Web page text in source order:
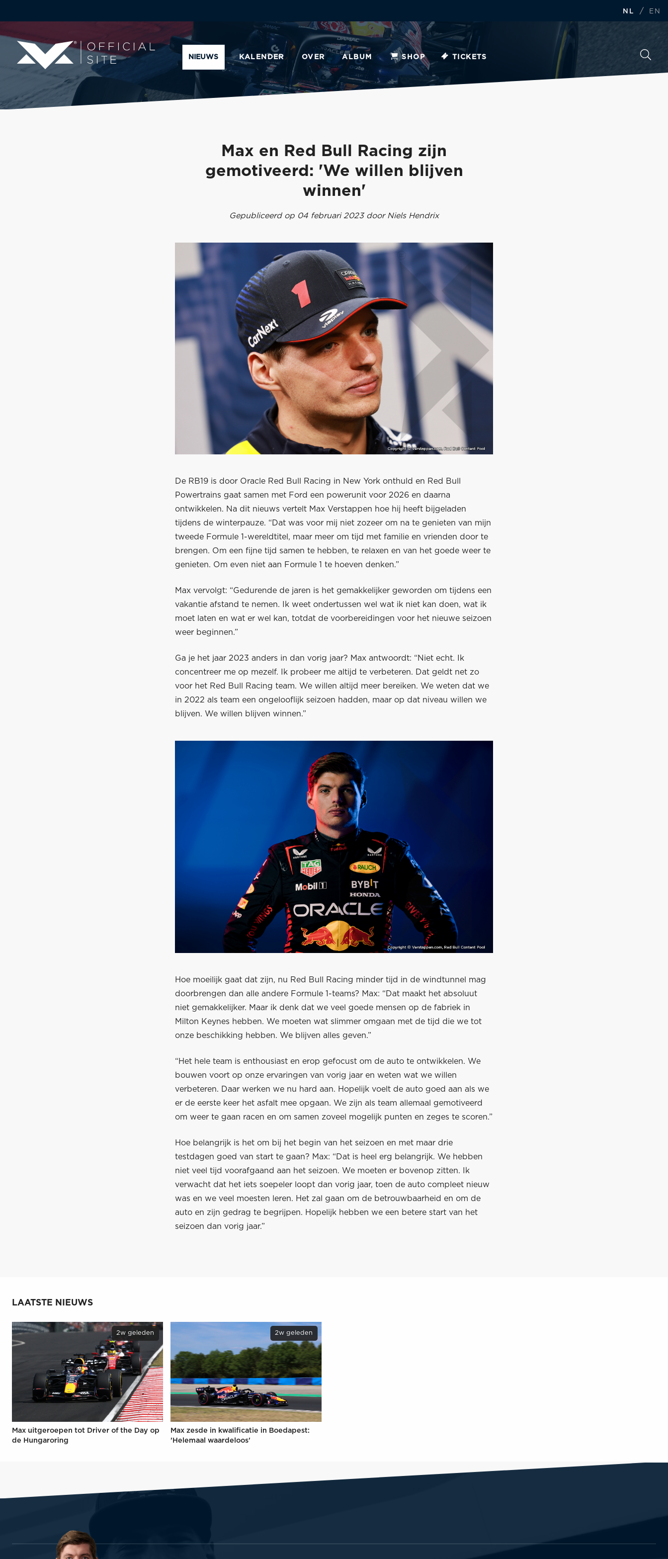
NL / EN
NIEUWS KALENDER OVER ALBUM SHOP TICKETS
Max en Red Bull Racing zijn
gemotiveerd: 'We willen blijven
winnen'
Gepubliceerd op 04 februari 2023 door Niels Hendrix
De RB19 is door Oracle Red Bull Racing in New York onthuld en Red Bull
Powertrains gaat samen met Ford een powerunit voor 2026 en daarna
ontwikkelen. Na dit nieuws vertelt Max Verstappen hoe hij heeft bijgeladen
tijdens de winterpauze. “Dat was voor mij niet zozeer om na te genieten van mijn
tweede Formule 1-wereldtitel, maar meer om tijd met familie en vrienden door te
brengen. Om een fijne tijd samen te hebben, te relaxen en van het goede weer te
genieten. Om even niet aan Formule 1 te hoeven denken.”
Max vervolgt: “Gedurende de jaren is het gemakkelijker geworden om tijdens een
vakantie afstand te nemen. Ik weet ondertussen wel wat ik niet kan doen, wat ik
moet laten en wat er wel kan, totdat de voorbereidingen voor het nieuwe seizoen
weer beginnen.”
Ga je het jaar 2023 anders in dan vorig jaar? Max antwoordt: “Niet echt. Ik
concentreer me op mezelf. Ik probeer me altijd te verbeteren. Dat geldt net zo
voor het Red Bull Racing team. We willen altijd meer bereiken. We weten dat we
in 2022 als team een ongelooflijk seizoen hadden, maar op dat niveau willen we
blijven. We willen blijven winnen.”
Hoe moeilijk gaat dat zijn, nu Red Bull Racing minder tijd in de windtunnel mag
doorbrengen dan alle andere Formule 1-teams? Max: “Dat maakt het absoluut
niet gemakkelijker. Maar ik denk dat we veel goede mensen op de fabriek in
Milton Keynes hebben. We moeten wat slimmer omgaan met de tijd die we tot
onze beschikking hebben. We blijven alles geven.”
“Het hele team is enthousiast en erop gefocust om de auto te ontwikkelen. We
bouwen voort op onze ervaringen van vorig jaar en weten wat we willen
verbeteren. Daar werken we nu hard aan. Hopelijk voelt de auto goed aan als we
er de eerste keer het asfalt mee opgaan. We zijn als team allemaal gemotiveerd
om weer te gaan racen en om samen zoveel mogelijk punten en zeges te scoren.”
Hoe belangrijk is het om bij het begin van het seizoen en met maar drie
testdagen goed van start te gaan? Max: “Dat is heel erg belangrijk. We hebben
niet veel tijd voorafgaand aan het seizoen. We moeten er bovenop zitten. Ik
verwacht dat het iets soepeler loopt dan vorig jaar, toen de auto compleet nieuw
was en we veel moesten leren. Het zal gaan om de betrouwbaarheid en om de
auto en zijn gedrag te begrijpen. Hopelijk hebben we een betere start van het
seizoen dan vorig jaar.”
LAATSTE NIEUWS
2w geleden
Max uitgeroepen tot Driver of the Day op
de Hungaroring
2w geleden
Max zesde in kwalificatie in Boedapest:
'Helemaal waardeloos'